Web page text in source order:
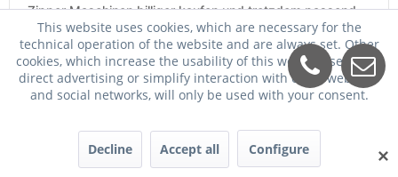
Zipper Maschinen billiger kaufen und trotzdem passend
auswählen: So vergleichen Sie Leistung, Ausstattung,
Service und Folgekosten richtig.
24. Mai 2026
✕
This website uses cookies, which are necessary for the
technical operation of the website and are always set. Other
cookies, which increase the usability of this website, serve for
direct advertising or simplify interaction with other websites
and social networks, will only be used with your consent.
Decline Accept all Configure